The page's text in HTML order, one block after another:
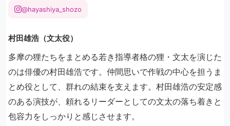
@hayashiya_shozo
村田雄浩（文太役）
多摩の狸たちをまとめる若き指導者格の狸・文太を演じた
のは俳優の村田雄浩です。仲間思いで作戦の中心を担うま
とめ役として、群れの結束を支えます。村田雄浩の安定感
のある演技が、頼れるリーダーとしての文太の落ち着きと
包容力をしっかりと感じさせます。